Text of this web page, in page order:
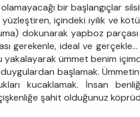
bir başlangıçlar
yüzleştiren, içindeki iyilik ve
dokunarak yapboz parçası
gerekenle, ideal ve
yakalayarak ümmet benim
başlamak.
kucaklamak. İnsan
şahit olduğunuz